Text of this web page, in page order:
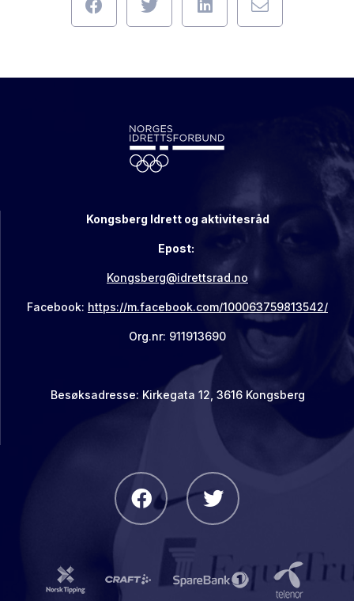
Kongsberg Idrett og aktivitesråd
Epost:
Kongsberg@idrettsrad.no
Facebook: https://m.facebook.com/100063759813542/
Org.nr: 911913690
Besøksadresse: Kirkegata 12, 3616 Kongsberg